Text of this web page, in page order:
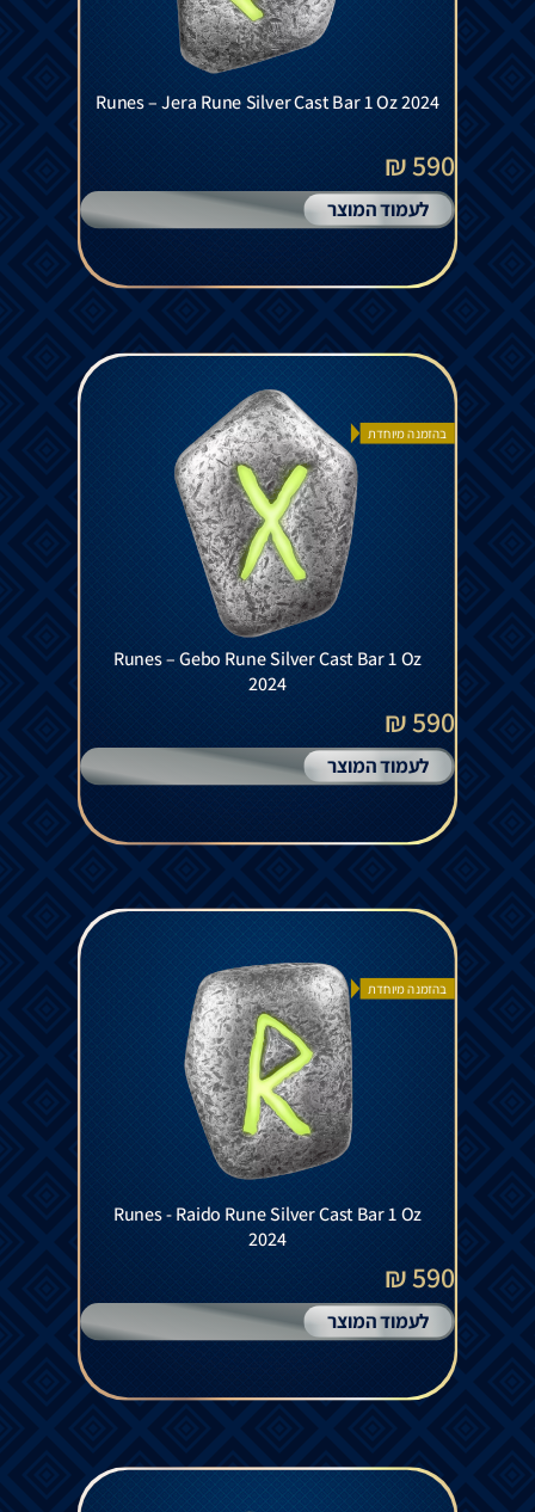
Runes – Jera Rune Silver Cast Bar 1 Oz 2024
590 ₪
לעמוד המוצר
בהזמנה מיוחדת
Runes – Gebo Rune Silver Cast Bar 1 Oz
2024
590 ₪
לעמוד המוצר
בהזמנה מיוחדת
Runes - Raido Rune Silver Cast Bar 1 Oz
2024
590 ₪
לעמוד המוצר